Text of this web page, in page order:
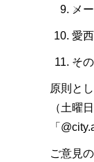
メ
愛
そ
原則と
（土曜
「
ご意見